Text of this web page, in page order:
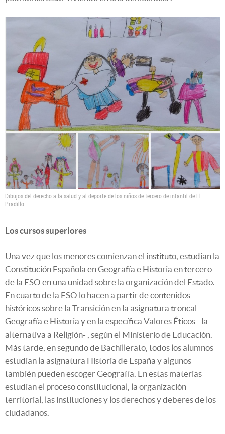
Dibujos del derecho a la salud y al deporte de los niños de tercero de infantil de El
Pradillo
Los cursos superiores
Una vez que los menores comienzan el instituto, estudian la
Constitución Española en Geografía e Historia en tercero
de la ESO en una unidad sobre la organización del Estado.
En cuarto de la ESO lo hacen a partir de contenidos
históricos sobre la Transición en la asignatura troncal
Geografía e Historia y en la específica Valores Éticos - la
alternativa a Religión- , según el Ministerio de Educación.
Más tarde, en segundo de Bachillerato, todos los alumnos
estudian la asignatura Historia de España y algunos
también pueden escoger Geografía. En estas materias
estudian el proceso constitucional, la organización
territorial, las instituciones y los derechos y deberes de los
ciudadanos.